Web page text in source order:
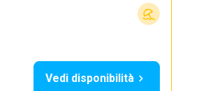
Vedi disponibilità